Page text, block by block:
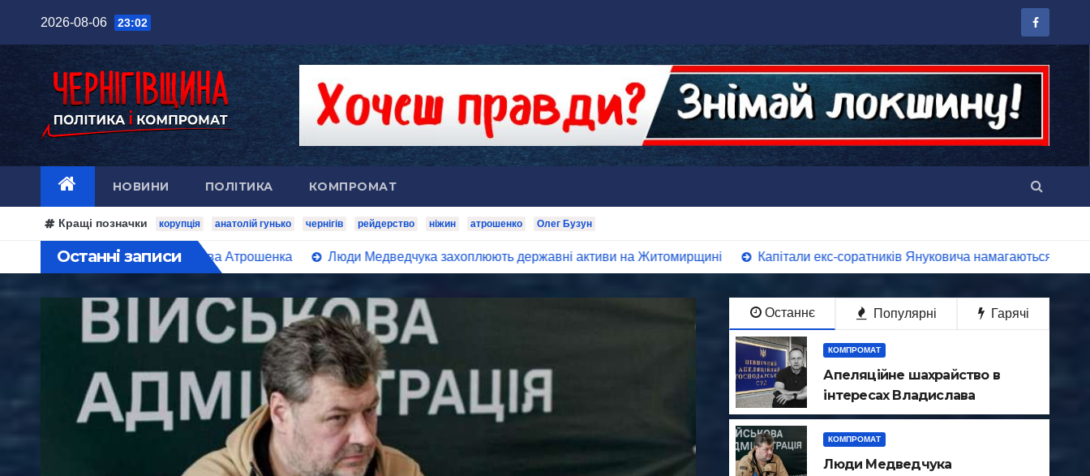
2026-08-06 23:02
НОВИНИ ПОЛІТИКА КОМПРОМАТ
Кращі позначки корупція анатолій гунько чернігів рейдерство ніжин атрошенко Олег Бузун
Останні записи
Владислава Атрошенка Люди Медведчука захоплюють державні активи на Житомирщині Капітали екс-соратників Януковича намагаються взяти під контроль
Останнє Популярні Гарячі
КОМПРОМАТ
Апеляційне шахрайство в
інтересах Владислава
Атрошенка
КОМПРОМАТ
Люди Медведчука